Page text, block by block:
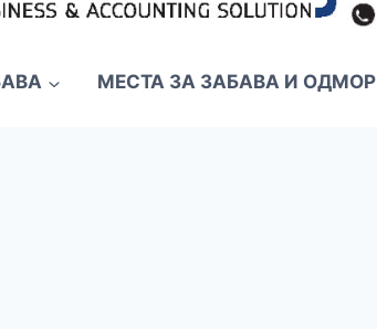
МЕСТА ЗА ЗАБАВА И ОДМОР